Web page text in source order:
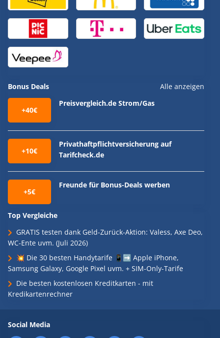
Bonus Deals Alle anzeigen
+40€
Preisvergleich.de Strom/Gas
+10€
Privathaftpflichtversicherung auf
Tarifcheck.de
+5€
Freunde für Bonus-Deals werben
Top Vergleiche
GRATIS testen dank Geld-Zurück-Aktion: Valess, Axe Deo,
WC-Ente uvm. (Juli 2026)
💥 Die 30 besten Handytarife 📱➡️ Apple iPhone,
Samsung Galaxy, Google Pixel uvm. + SIM-Only-Tarife
Die besten kostenlosen Kreditkarten - mit
Kredikartenrechner
Social Media